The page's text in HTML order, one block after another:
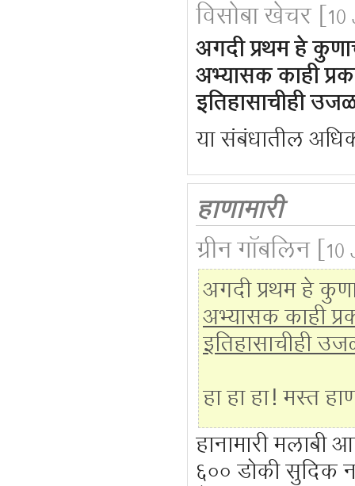
विसोबा खेचर [10
अगदी प्रथम हे
अभ्यासक काही
इतिहासाचीही
या संबंधातील
हाणामारी
ग्रीन गॉबलिन [10
अगदी प्रथम हे
अभ्यासक काही
इतिहासाचीही
हा हा हा! मस्त
हानामारी
६०० डोकी सुदिक